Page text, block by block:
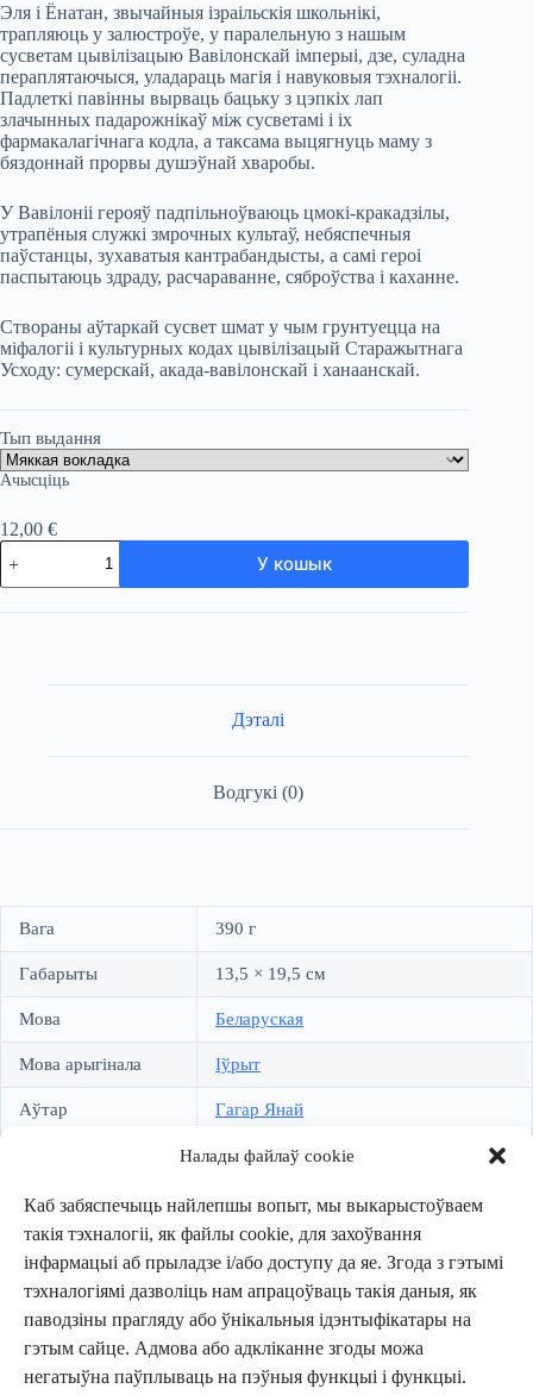
Налады файлаў cookie
Каб забяспечыць найлепшы вопыт, мы выкарыстоўваем
такія тэхналогіі, як файлы cookie, для захоўвання
інфармацыі аб прыладзе і/або доступу да яе. Згода з гэтымі
тэхналогіямі дазволіць нам апрацоўваць такія даныя, як
паводзіны прагляду або ўнікальныя ідэнтыфікатары на
гэтым сайце. Адмова або адкліканне згоды можа
негатыўна паўплываць на пэўныя функцыі і функцыі.
Эля і Ёнатан, звычайныя ізраільскія школьнікі,
трапляюць у залюстроўе, у паралельную з нашым
сусветам цывілізацыю Вавілонскай імперыі, дзе, суладна
пераплятаючыся, уладараць магія і навуковыя тэхналогіі.
Падлеткі павінны вырваць бацьку з цэпкіх лап
злачынных падарожнікаў між сусветамі і іх
фармакалагічнага кодла, а таксама выцягнуць маму з
бяздоннай прорвы душэўнай хваробы.
У Вавілоніі герояў падпільноўваюць цмокі-кракадзілы,
утрапёныя служкі змрочных культаў, небяспечныя
паўстанцы, зухаватыя кантрабандысты, а самі героі
паспытаюць здраду, расчараванне, сяброўства і каханне.
Створаны аўтаркай сусвет шмат у чым грунтуецца на
міфалогіі і культурных кодах цывілізацый Старажытнага
Усходу: сумерскай, акада-вавілонскай і ханаанскай.
Тып выдання
Ачысціць
12,00 €
Колькасць
тавара
Скрадальнік
лекаў
У кошык
Дэталі
Водгукі (0)
Вага 390 г
Габарыты 13,5 × 19,5 см
Мова Беларуская
Мова арыгінала Іўрыт
Аўтар Гагар Янай
Павал Касцюкевіч
Выдавецтва Логвінаў
Тып выдання Мяккая вокладка,Электроннае (PDF)
Колькасць старонак 408
Год выдання 2024
ISBN 978-609-492-032-8